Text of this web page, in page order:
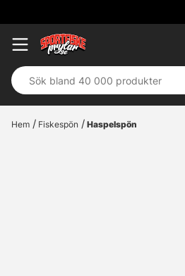
Hem Fiskespön Haspelspön